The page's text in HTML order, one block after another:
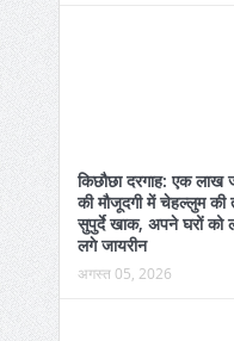
किछौछा दरगाह: एक लाख
की मौजूदगी में चेहल्लुम की
सुपुर्दे खाक, अपने घरों को
लगे जायरीन
अगस्त 05, 2026